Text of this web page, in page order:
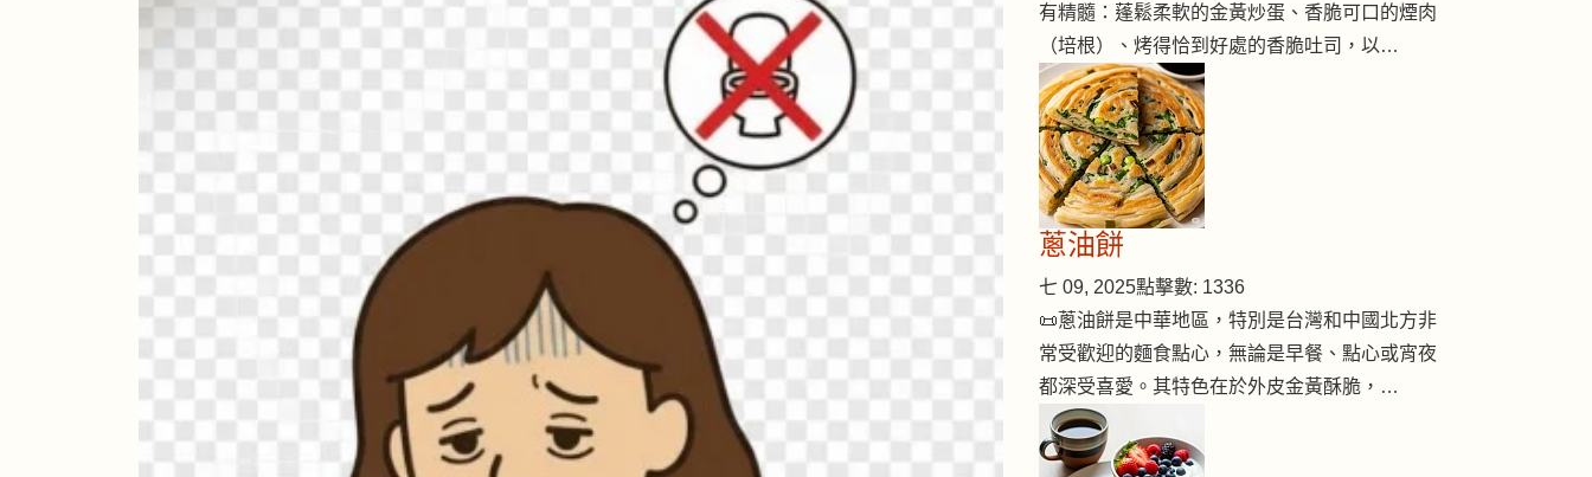
有精髓：蓬鬆柔軟的金黃炒蛋、香脆可口的煙肉
（培根）、烤得恰到好處的香脆吐司，以…
蔥油餅
七 09, 2025點擊數: 1336
📜蔥油餅是中華地區，特別是台灣和中國北方非
常受歡迎的麵食點心，無論是早餐、點心或宵夜
都深受喜愛。其特色在於外皮金黃酥脆，…